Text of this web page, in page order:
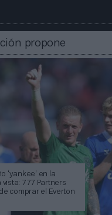
propone
‘yankee’ en la
vista: 777 Partners
comprar el Everton